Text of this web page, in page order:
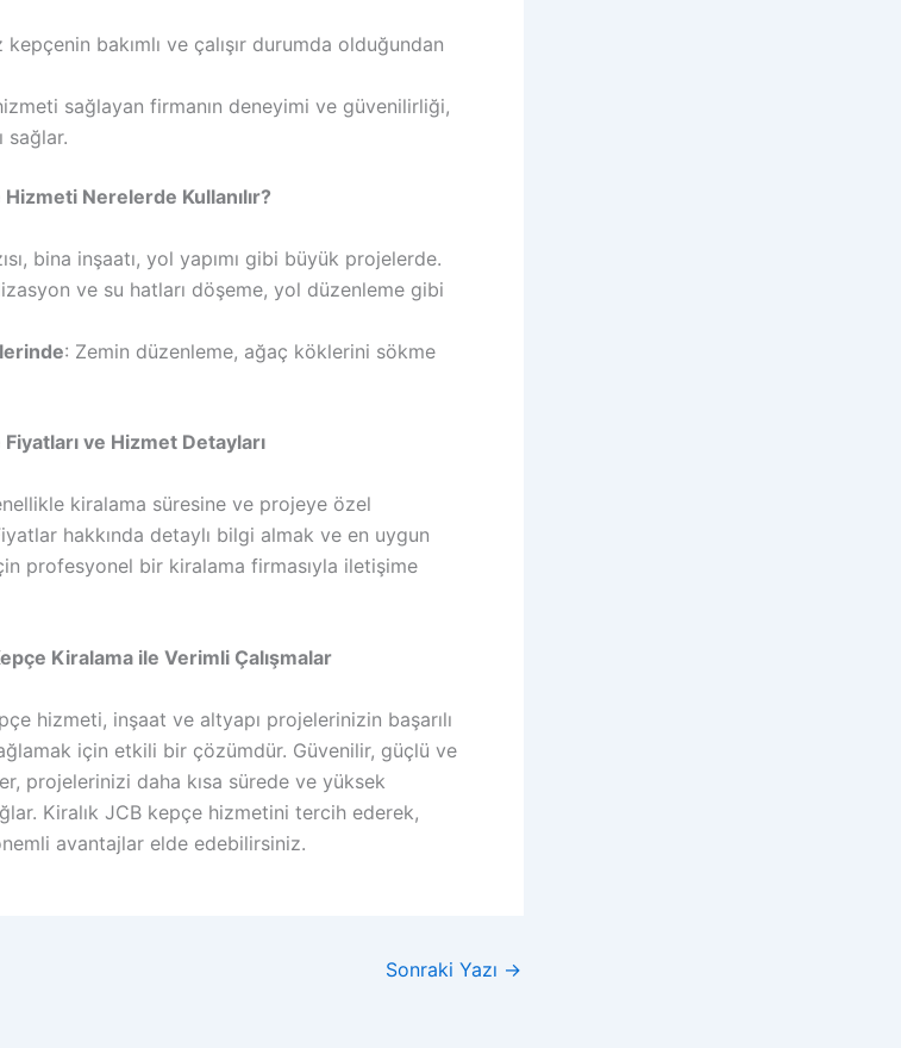
kepçenin bakımlı ve çalışır durumda olduğundan
sağlayan firmanın deneyimi ve güvenilirliği,
sağlar.
Nerelerde Kullanılır?
bina inşaatı, yol yapımı gibi büyük projelerde.
ve su hatları döşeme, yol düzenleme gibi
: Zemin düzenleme, ağaç köklerini sökme
ve Hizmet Detayları
kiralama süresine ve projeye özel
hakkında detaylı bilgi almak ve en uygun
profesyonel bir kiralama firmasıyla iletişime
Kiralama ile Verimli Çalışmalar
hizmeti, inşaat ve altyapı projelerinizin başarılı
için etkili bir çözümdür. Güvenilir, güçlü ve
projelerinizi daha kısa sürede ve yüksek
Kiralık JCB kepçe hizmetini tercih ederek,
avantajlar elde edebilirsiniz.
Sonraki Yazı →